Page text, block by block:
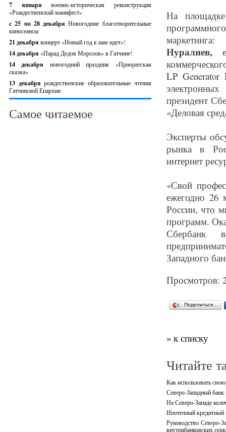
7 январявоенно-историческая реконструкция
«Рождественский манифест»
c 25 по 28 декабряНовогодние благотворительные
киносеансы
21 декабря концерт «Новый год к нам идет»!
14 декабря «Парад Дедов Морозов» в Гатчине!
14 декабря новогодний праздник «Приоратская
сказка»
13 декабрярождественские образовательные чтения
Гатчинской Епархии
Самое читаемое
На
Нуралиев,
LP Generator
президент
«Деловая
Эксперты
рынка в
интернет
«Свой
ежегодно 26
России, что
программ.
Сбербанк
Западного
Просмотров:
Поделиться…
» к списку
Читайте
Как использовать
Северо-Западный банк
На Северо-Западе
Ипотечный кредитный
Руководство Северо-
внутрибанковских